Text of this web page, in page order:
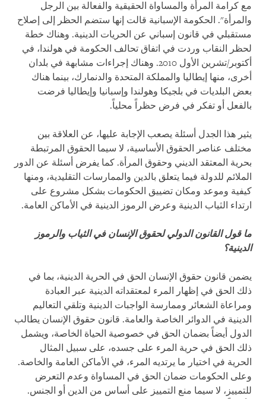
مع كرامة المرأة والمساواة الحقيقية والفعالة بين الرجل
والمرأة". الحكومة الإسبانية قالت إنها ستضم الحظر إلى إصلاح
مستقبلي في قانون إسباني عن الحريات الدينية. وهناك خطة
لحظر النقاب وردت في اتفاق تحالف الحكومة في هولندا، في
أكتوبر/تشرين الأول 2010. وهناك إجراءات مشابهة في بلدان
أخرى، منها إيطاليا والمملكة المتحدة والدنمارك، بينما هناك
بعض البلديات في بلجيكا وهولندا وإسبانيا وإيطاليا فرضت
بالفعل أو تفكر في فرض حظراً محلياً.
يثير هذا الجدل أسئلة يصعب الإجابة عليها، عن العلاقة بين
مختلف عناصر الحقوق الأساسية، لا سيما الحقوق المرتبطة
بحرية المعتقد الديني وحقوق المرأة. كما يفرض أسئلة عن الدور
الملائم للدولة فيما يتعلق بالدين والممارسات التقليدية، ومنها
كيفية وموعد ومكان تضييق الحكومات بشكل مشروع على
ارتداء الثياب الدينية وعرض الرموز الدينية في الأماكن العامة.
ما قول القانون الدولي لحقوق الإنسان في الثياب والرموز
الدينية؟
يضمن قانون حقوق الإنسان الحق في الحرية الدينية، بما في
ذلك الحق في إظهار المرء لمعتقداته الدينية عبر العبادة
ومراعاة الشعائر وممارسة الواجبات الدينية وتلقي التعاليم
الدينية في الدوائر الخاصة والعامة. قانون حقوق الإنسان يطالب
الدول أيضاً بضمان الحق في خصوصية الحياة الخاصة، ويشمل
ذلك الحق في حرية المرء على جسده، على سبيل المثال
الحرية في اختيار ما يرتديه المرء، في الأماكن العامة والخاصة.
وعلى الحكومات ضمان الحق في المساواة وعدم التعرض
للتمييز، لا سيما منع التمييز على أساس من الدين أو الجنس.